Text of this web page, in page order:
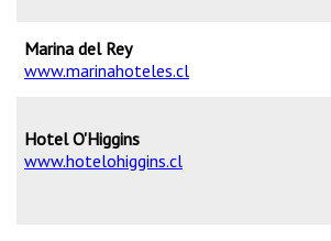
Marina del Rey
www.marinahoteles.cl
Hotel O'Higgins
www.hotelohiggins.cl